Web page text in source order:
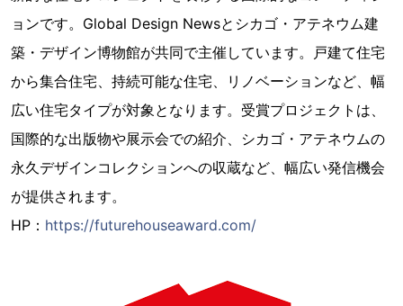
ョンです。Global Design Newsとシカゴ・アテネウム建
築・デザイン博物館が共同で主催しています。戸建て住宅
から集合住宅、持続可能な住宅、リノベーションなど、幅
広い住宅タイプが対象となります。受賞プロジェクトは、
国際的な出版物や展示会での紹介、シカゴ・アテネウムの
永久デザインコレクションへの収蔵など、幅広い発信機会
が提供されます。
HP： https://futurehouseaward.com/